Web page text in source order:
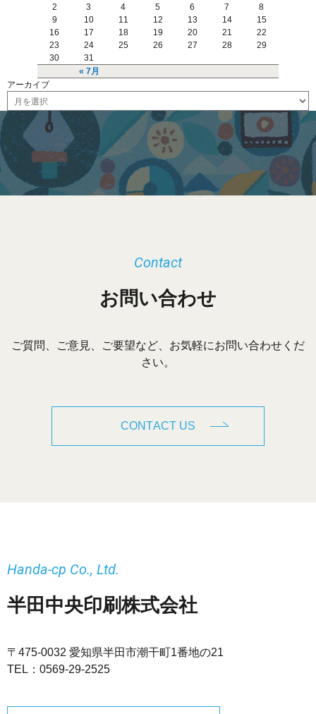
« 7月
2
3 4 5 6 7
8
9
10 11 12 13 14
15
16
17 18 19 20 21
22
23
24 25 26 27 28
29
30
31
アーカイブ
ー
ブ
お問い合わせ
Contact
ご質問、ご意見、ご要望など、お気軽にお問い合わせくだ
さい。
CONTACT US
半田中央印刷株式会社
Handa-cp Co., Ltd.
〒475-0032 愛知県半田市潮干町1番地の21
TEL： 0569-29-2525